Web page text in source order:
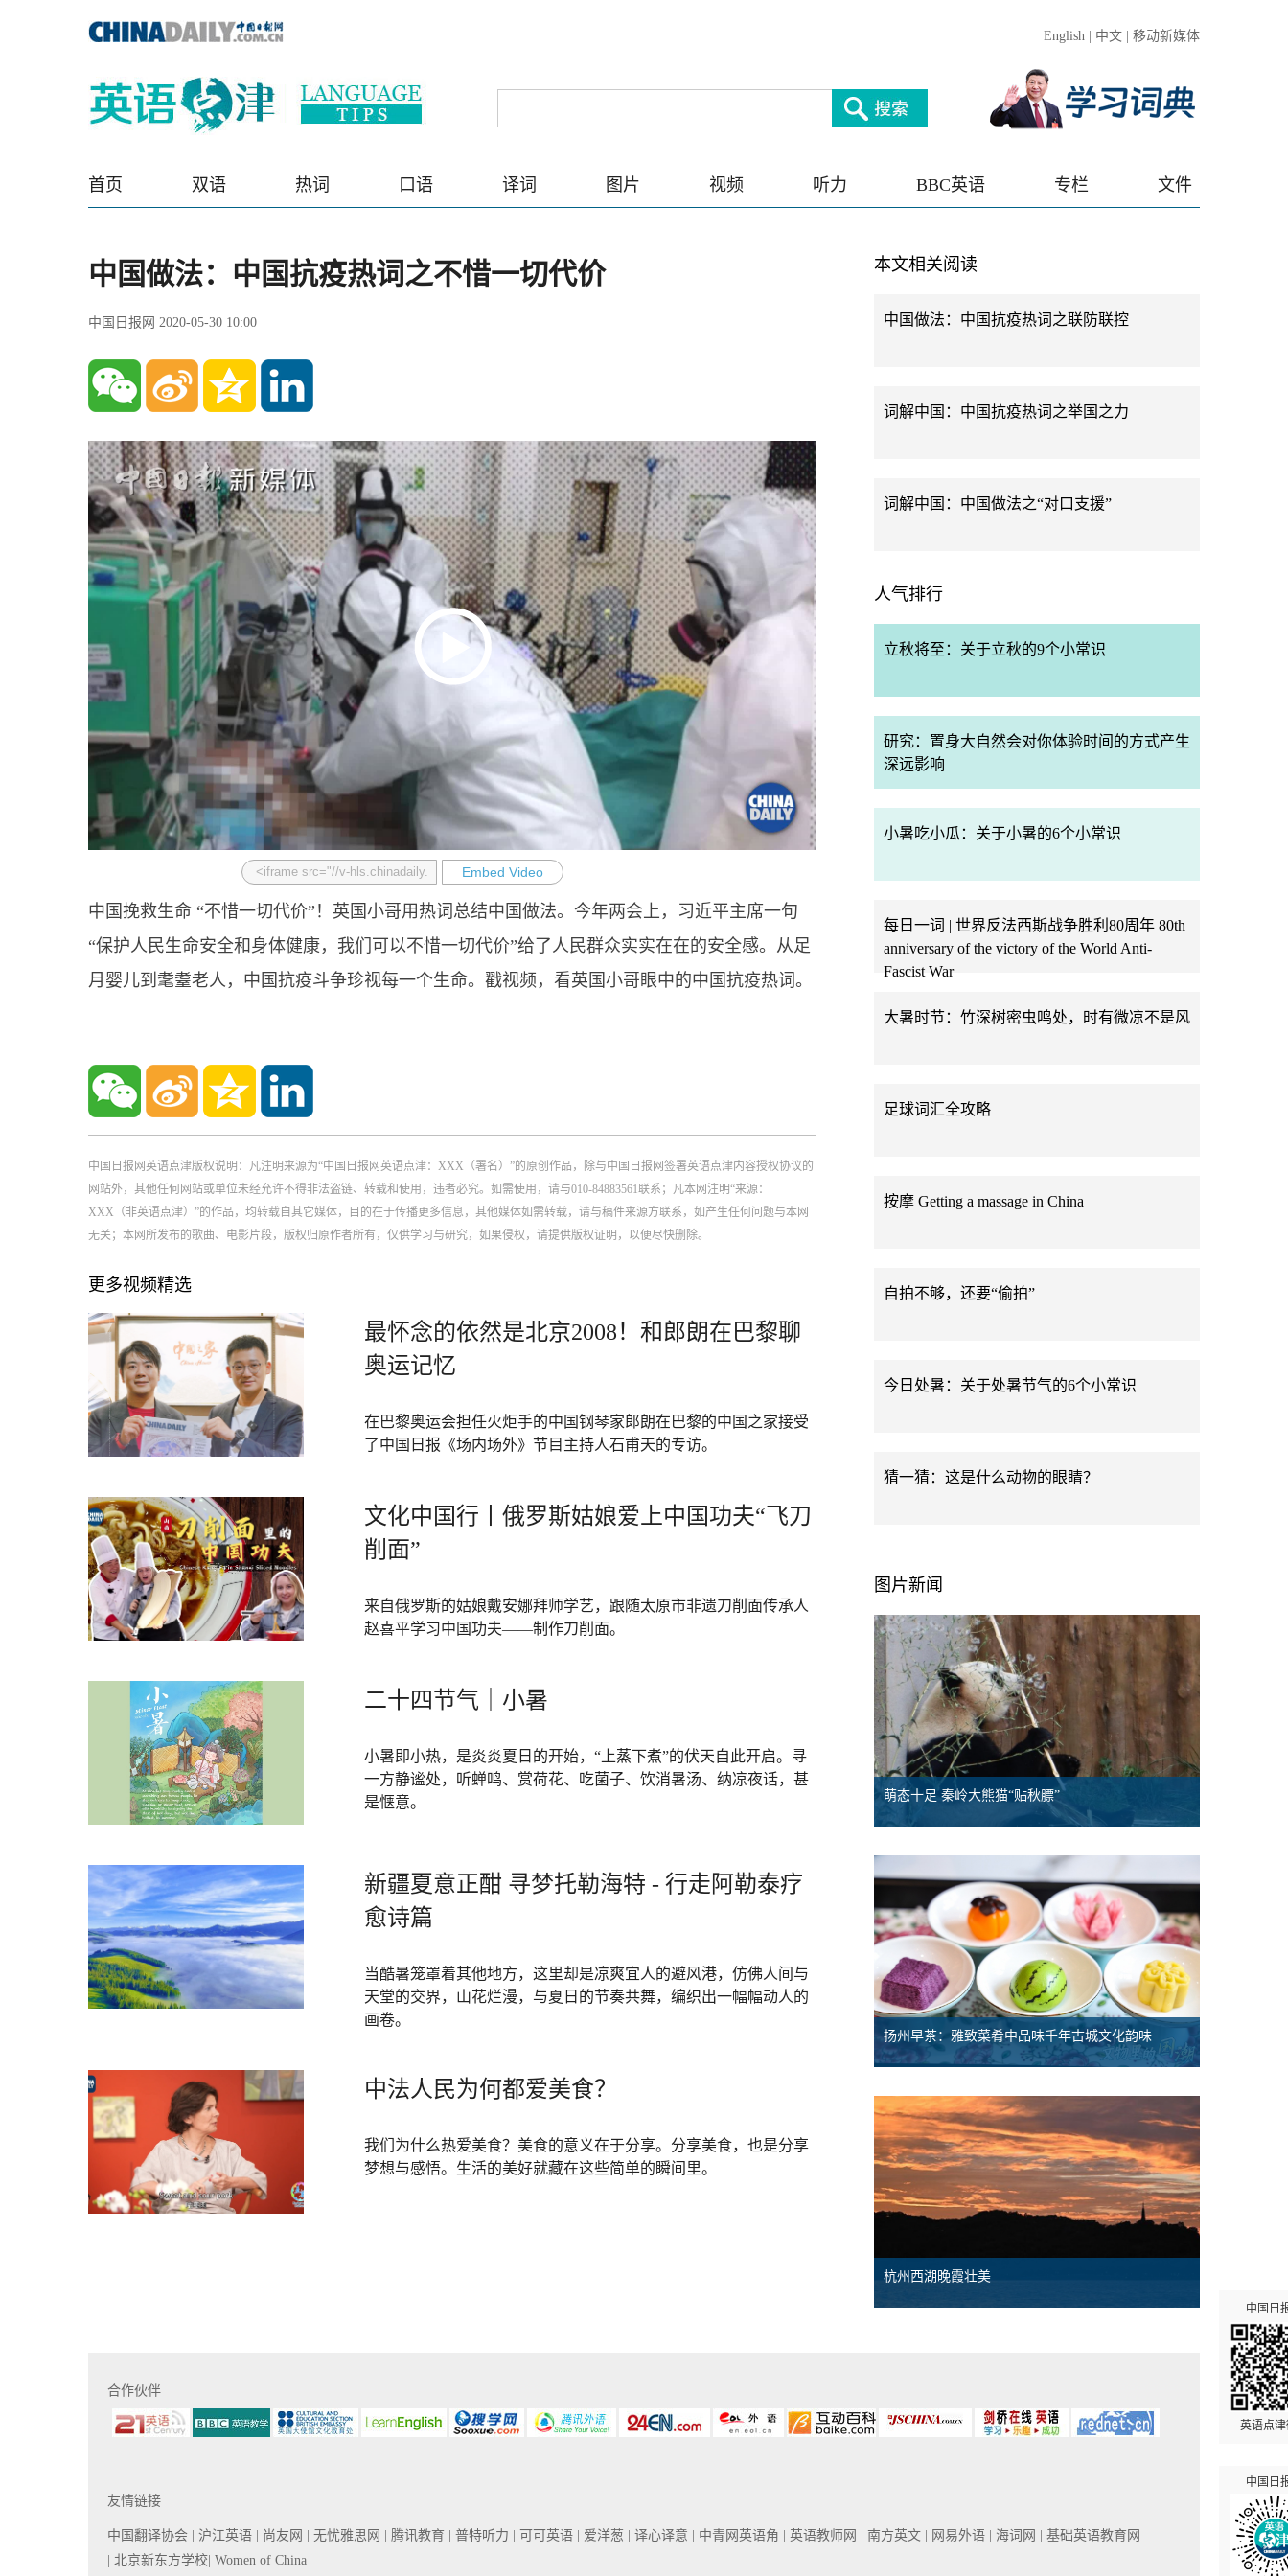
English 中文 移动新媒体
首页 双语 热词 口语 译词 图片 视频 听力 BBC英语 专栏 文件
中国做法：中国抗疫热词之不惜一切代价
中国日报网 2020-05-30 10:00
Embed Video
中国挽救生命 “不惜一切代价”！英国小哥用热词总结中国做法。今年两会上，习近平主席一句
“保护人民生命安全和身体健康，我们可以不惜一切代价”给了人民群众实实在在的安全感。从足
月婴儿到耄耋老人，中国抗疫斗争珍视每一个生命。戳视频，看英国小哥眼中的中国抗疫热词。
中国日报网英语点津版权说明：凡注明来源为“中国日报网英语点津：XXX（署名）”的原创作品，除与中国日报网签署英语点津内容授权协议的
网站外，其他任何网站或单位未经允许不得非法盗链、转载和使用，违者必究。如需使用，请与010-84883561联系；凡本网注明“来源：
XXX（非英语点津）”的作品，均转载自其它媒体，目的在于传播更多信息，其他媒体如需转载，请与稿件来源方联系，如产生任何问题与本网
无关；本网所发布的歌曲、电影片段，版权归原作者所有，仅供学习与研究，如果侵权，请提供版权证明，以便尽快删除。
更多视频精选
最怀念的依然是北京2008！和郎朗在巴黎聊
奥运记忆
在巴黎奥运会担任火炬手的中国钢琴家郎朗在巴黎的中国之家接受
了中国日报《场内场外》节目主持人石甫天的专访。
文化中国行丨俄罗斯姑娘爱上中国功夫“飞刀
削面”
来自俄罗斯的姑娘戴安娜拜师学艺，跟随太原市非遗刀削面传承人
赵喜平学习中国功夫——制作刀削面。
二十四节气｜小暑
小暑即小热，是炎炎夏日的开始，“上蒸下煮”的伏天自此开启。寻
一方静谧处，听蝉鸣、赏荷花、吃菌子、饮消暑汤、纳凉夜话，甚
是惬意。
新疆夏意正酣 寻梦托勒海特 - 行走阿勒泰疗
愈诗篇
当酷暑笼罩着其他地方，这里却是凉爽宜人的避风港，仿佛人间与
天堂的交界，山花烂漫，与夏日的节奏共舞，编织出一幅幅动人的
画卷。
中法人民为何都爱美食？
我们为什么热爱美食？美食的意义在于分享。分享美食，也是分享
梦想与感悟。生活的美好就藏在这些简单的瞬间里。
本文相关阅读
中国做法：中国抗疫热词之联防联控
词解中国：中国抗疫热词之举国之力
词解中国：中国做法之“对口支援”
人气排行
立秋将至：关于立秋的9个小常识
研究：置身大自然会对你体验时间的方式产生
深远影响
小暑吃小瓜：关于小暑的6个小常识
每日一词 | 世界反法西斯战争胜利80周年 80th
anniversary of the victory of the World Anti-
Fascist War
大暑时节：竹深树密虫鸣处，时有微凉不是风
足球词汇全攻略
按摩 Getting a massage in China
自拍不够，还要“偷拍”
今日处暑：关于处暑节气的6个小常识
猜一猜：这是什么动物的眼睛？
图片新闻
萌态十足 秦岭大熊猫“贴秋膘”
扬州早茶：雅致菜肴中品味千年古城文化韵味
杭州西湖晚霞壮美
中国日
英语点
中国日
合作伙伴
友情链接
中国翻译协会 | 沪江英语 | 尚友网 | 无忧雅思网 | 腾讯教育 | 普特听力 | 可可英语 | 爱洋葱 | 译心译意 | 中青网英语角 | 英语教师网 | 南方英文 | 网易外语 | 海词网
| 基础英语教育网
| 北京新东方学校 | Women of China